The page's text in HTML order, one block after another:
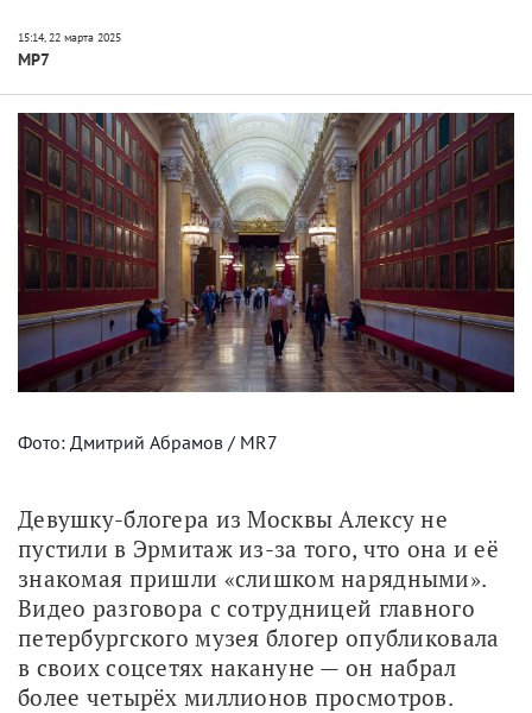
МР7
Фото: Дмитрий Абрамов / MR7
Девушку-блогера из Москвы Алексу не
пустили в Эрмитаж из-за того, что она и её
знакомая пришли «слишком нарядными».
Видео разговора с сотрудницей главного
петербургского музея блогер опубликовала
в своих соцсетях накануне — он набрал
более четырёх миллионов просмотров.